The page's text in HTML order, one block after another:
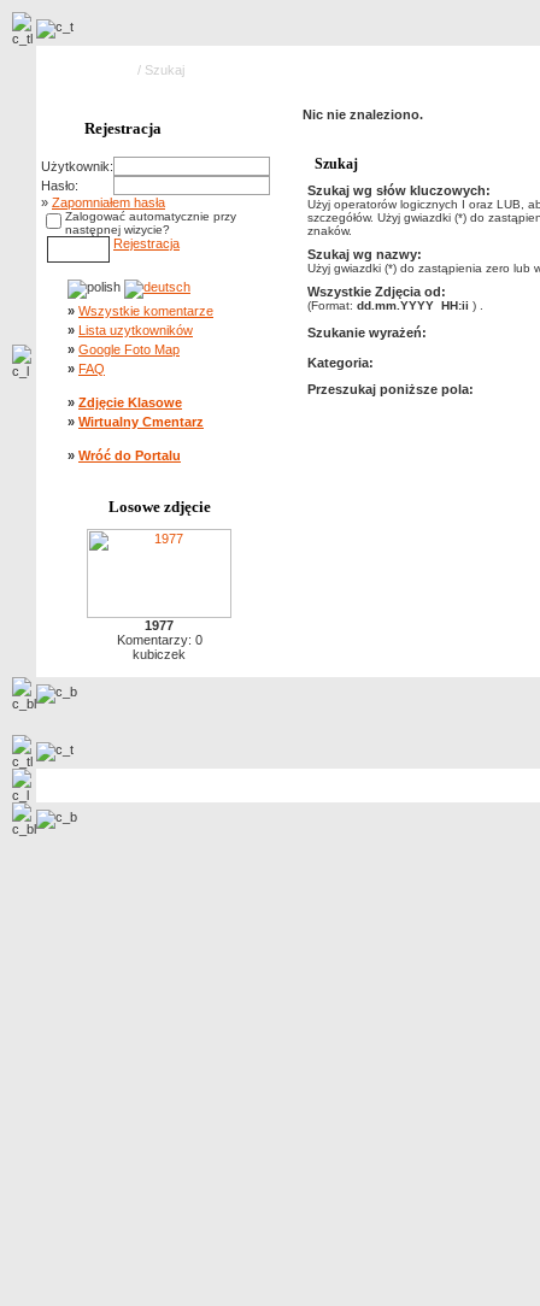
/ Szukaj
Rejestracja
Użytkownik:
Hasło:
» Zapomniałem hasła
Zalogować automatycznie przy
następnej wizycie?
Rejestracja
» Wszystkie komentarze
» Lista uzytkowników
» Google Foto Map
» FAQ
» Zdjęcie Klasowe
» Wirtualny Cmentarz
» Wróć do Portalu
Losowe zdjęcie
1977
Komentarzy: 0
kubiczek
Nic nie znaleziono.
Szukaj
Szukaj wg słów kluczowych:
Użyj operatorów logicznych I oraz LUB,
szczegółów. Użyj gwiazdki (*) do
znaków.
Szukaj wg nazwy:
Użyj gwiazdki (*) do zastąpienia zero lub
Wszystkie Zdjęcia od:
(Format: dd.mm.YYYY HH:ii ) .
Szukanie wyrażeń:
Kategoria:
Przeszukaj poniższe pola: